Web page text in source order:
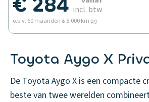
incl. btw
o.b.v. 60 maanden & 5.000 km p/j
Toyota Aygo X
De Toyota Aygo X is een compacte
beste van twee werelden